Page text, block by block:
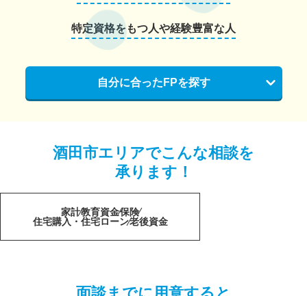
特定資格をもつ人や経験豊富な人
自分に合ったFPを探す
酒田市エリアでこんな相談を
承ります！
家計教育資金保険
住宅購入・住宅ローン老後資金